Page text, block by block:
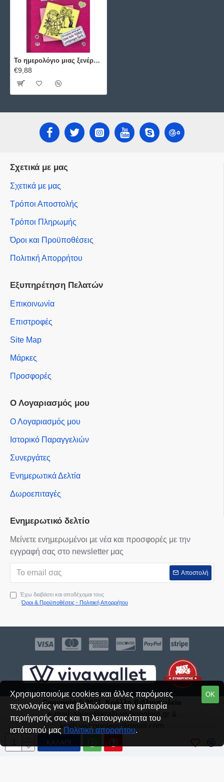
ΚΑΛΆΘΙ
Το ημερολόγιο μιας ξενέρωτης 1:Ιστορίες από μια όχι και τόσο υπέροχη ζωή
€9,88
Σχετικά με μας
Σχετικά με μας
Τρόποι Αποστολής
Τρόποι Πληρωμής
Όροι και Προϋποθέσεις
Πολιτική Απορρήτου
Εξυπηρέτηση Πελατών
Επικοινωνία
Επιστροφές
Site Map
Μάρκες
Προσφορές
Ο Λογαριασμός μου
Ο Λογαριασμός μου
Ιστορικό Παραγγελιών
Συνεργάτες
Ενημερωτικά Δελτία
Δωροεπιταγές
Ενημερωτικό δελτίο
Μείνετε ενημερωμένοι με νέα και προσφορές με την
εγγραφή σας στο newsletter μας
Αποστολή
Έχω διαβάσει και αποδέχομαι τους
Όροι & Προϋποθέσεις - Πολιτική Απορρήτου
Copyright © 2021, Κράλλη Βιβλιοπωλείο
sales@kralli-vivliopoleio.gr
kralli.vivliopoleio@gmail.com
Δημιουργήθηκε από την:
ΟΚ
Χρησιμοποιούμε cookies και άλλες παρόμοιες
τεχνολογίες για να βελτιώσουμε την εμπειρία
περιήγησής σας και τη λειτουργικότητα του
ιστότοπού μας Πολιτική απορρήτου.